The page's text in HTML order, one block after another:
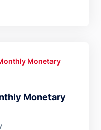
Monetary
Monetary